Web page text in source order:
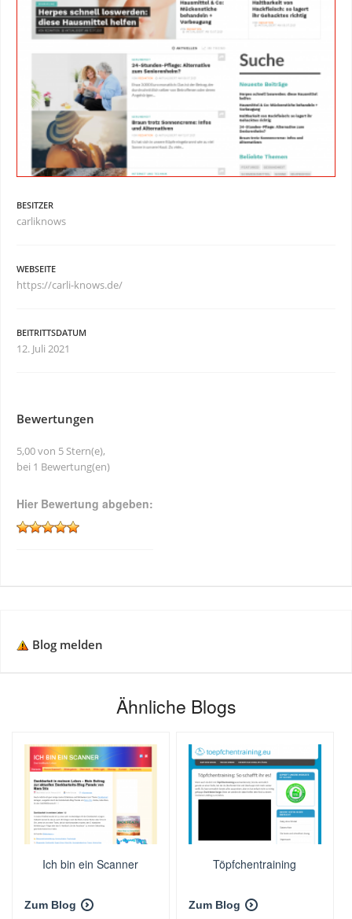
BESITZER
carliknows
WEBSEITE
https://carli-knows.de/
BEITRITTSDATUM
12. Juli 2021
Bewertungen
5,00 von 5 Stern(e),
bei 1 Bewertung(en)
Hier Bewertung abgeben:
Blog melden
Ähnliche Blogs
Ich bin ein Scanner
Zum Blog
Töpfchentraining
Zum Blog